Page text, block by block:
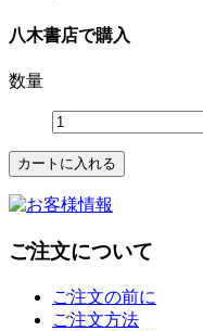
八木書店で購入
数量
ご注文について
ご注文の前に
ご注文方法